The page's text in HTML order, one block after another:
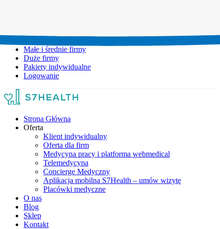
Małe i średnie firmy
Duże firmy
Pakiety indywidualne
Logowanie
Strona Główna
Oferta
Klient indywidualny
Oferta dla firm
Medycyna pracy i platforma webmedical
Telemedycyna
Concierge Medyczny
Aplikacja mobilna S7Health – umów wizytę
Placówki medyczne
O nas
Blog
Sklep
Kontakt